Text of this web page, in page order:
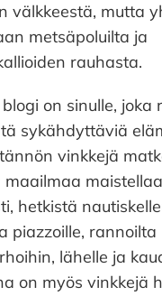
välkkeestä, mutta
metsäpoluilta ja
rauhasta.
on sinulle, joka
sykähdyttäviä
vinkkejä
maailmaa
hetkistä
piazzoille, rannoilta
lähelle ja
on myös vinkkejä